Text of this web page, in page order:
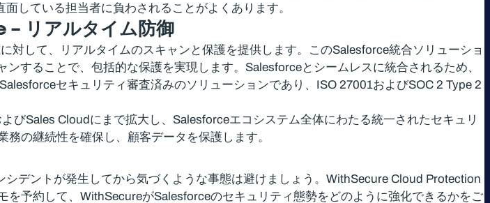
している担当者に負わされることがよくあります。
– リアルタイム防御
して、リアルタイムのスキャンと保護を提供します。このSalesforce統合ソリューショ
することで、包括的な保護を実現します。Salesforceとシームレスに統合されるため、
セキュリティ審査済みのソリューションであり、ISO 27001およびSOC 2 Type 2
Sales Cloudにまで拡大し、Salesforceエコシステム全体にわたる統一されたセキュリ
の継続性を確保し、顧客データを保護します。
デントが発生してから気づくような事態は避けましょう。WithSecure Cloud Protection
予約して、WithSecureがSalesforceのセキュリティ態勢をどのように強化できるかをご